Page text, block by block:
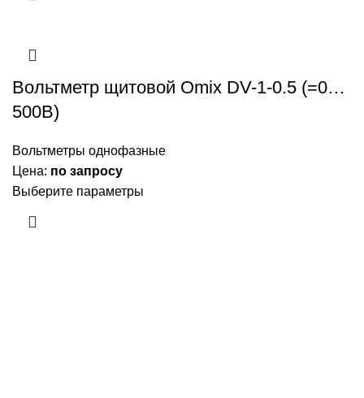
Вольтметр щитовой Omix DV-1-0.5 (=0…
500В)
Вольтметры однофазные
Цена: по запросу
Выберите параметры